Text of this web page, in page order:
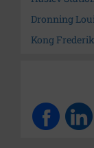
Dronning
Kong